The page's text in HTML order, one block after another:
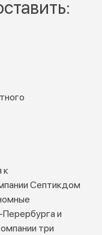
к
Септикдом
Перербурга и
три